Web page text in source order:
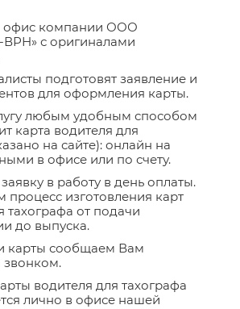
офис компании ООО
с оригиналами
подготовят заявление и
для оформления карты.
любым удобным способом
карта водителя для
на сайте): онлайн на
в офисе или по счету.
в работу в день оплаты.
процесс изготовления карт
тахографа от подачи
до выпуска.
карты сообщаем Вам
водителя для тахографа
лично в офисе нашей